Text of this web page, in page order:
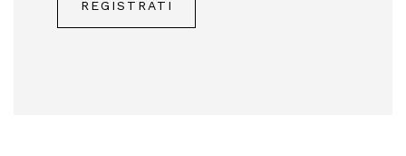
REGISTRATI